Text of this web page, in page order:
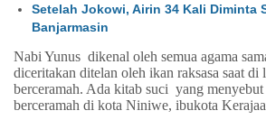
Setelah Jokowi, Airin 34 Kali Diminta
Banjarmasin
Nabi Yunus dikenal oleh semua agama
diceritakan ditelan oleh ikan raksasa saat di
berceramah. Ada kitab suci yang menyebut
berceramah di kota Niniwe, ibukota